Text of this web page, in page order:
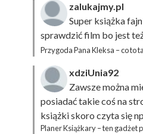
zalukajmy.pl
Super książka
sprawdzić film bo jest
Przygoda Pana Kleksa – co to
xdziUnia92
Zawsze można
posiadać takie coś na
książki skoro czyta się
Planer Książkary – ten gadżet